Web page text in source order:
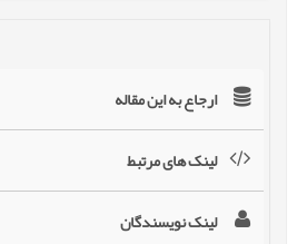
ارجاع به این مقاله
لینک های مرتبط
لینک نویسندگان